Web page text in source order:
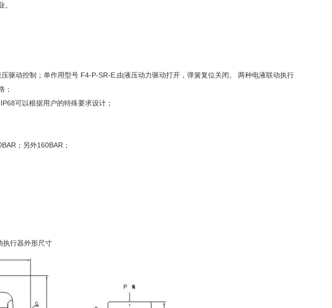
驱动控制；单作用型号 F4-P-SR-E,由液压动力驱动打开，弹簧复位关闭。 两种电液联动执行
；
可以根据用户的特殊要求设计；
；另外160BAR；
执行器外形尺寸